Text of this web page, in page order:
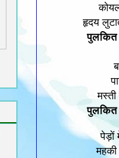
हृदय
पुलकित
पुलकित
पेड़ों
महकी